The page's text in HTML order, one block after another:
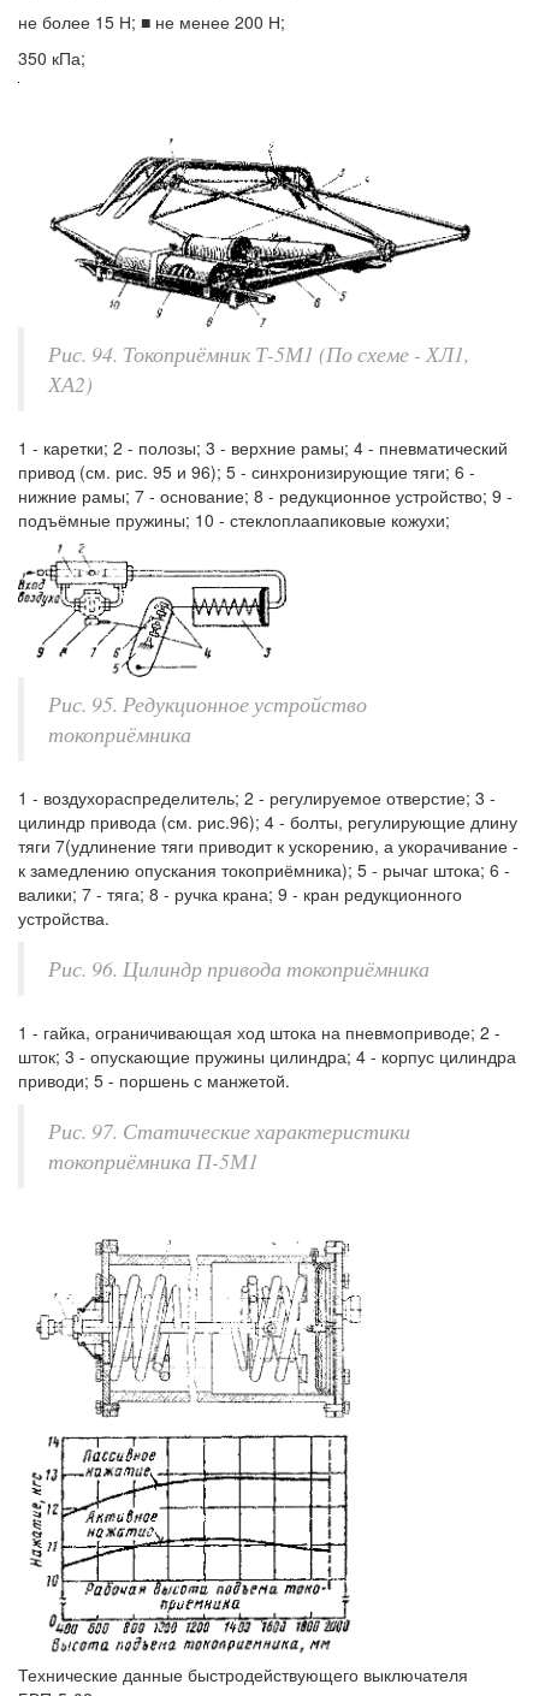
не более 15 Н; ■ не менее 200 Н;
350 кПа;
Рис. 94. Токоприёмник Т-5М1 (По схеме - ХЛ1,
ХА2)
1 - каретки; 2 - полозы; 3 - верхние рамы; 4 - пневматический
привод (см. рис. 95 и 96); 5 - синхронизирующие тяги; 6 -
нижние рамы; 7 - основание; 8 - редукционное устройство; 9 -
подъёмные пружины; 10 - стеклоплаапиковые кожухи;
Рис. 95. Редукционное устройство
токоприёмника
1 - воздухораспределитель; 2 - регулируемое отверстие; 3 -
цилиндр привода (см. рис.96); 4 - болты, регулирующие длину
тяги 7(удлинение тяги приводит к ускорению, а укорачивание -
к замедлению опускания токоприёмника); 5 - рычаг штока; 6 -
валики; 7 - тяга; 8 - ручка крана; 9 - кран редукционного
устройства.
Рис. 96. Цилиндр привода токоприёмника
1 - гайка, ограничивающая ход штока на пневмоприводе; 2 -
шток; 3 - опускающие пружины цилиндра; 4 - корпус цилиндра
приводи; 5 - поршень с манжетой.
Рис. 97. Статические характеристики
токоприёмника П-5М1
Технические данные быстродействующего выключателя